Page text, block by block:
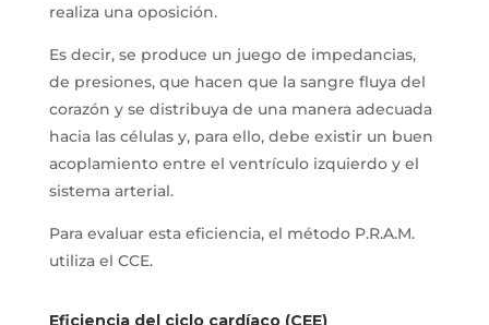
realiza una oposición.
Es decir, se produce un juego de impedancias,
de presiones, que hacen que la sangre fluya del
corazón y se distribuya de una manera adecuada
hacia las células y, para ello, debe existir un buen
acoplamiento entre el ventrículo izquierdo y el
sistema arterial.
Para evaluar esta eficiencia, el método P.R.A.M.
utiliza el CCE.
Eficiencia del ciclo cardíaco (CEE)